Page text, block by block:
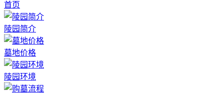
首页
陵园简介
墓地价格
陵园环境